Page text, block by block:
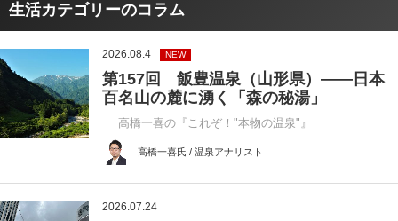
生活カテゴリーのコラム
2026.08.4 NEW
第157回 飯豊温泉（山形県）――日本
百名山の麓に湧く「森の秘湯」
高橋一喜の『これぞ！"本物の温泉"』
高橋一喜氏 / 温泉アナリスト
2026.07.24